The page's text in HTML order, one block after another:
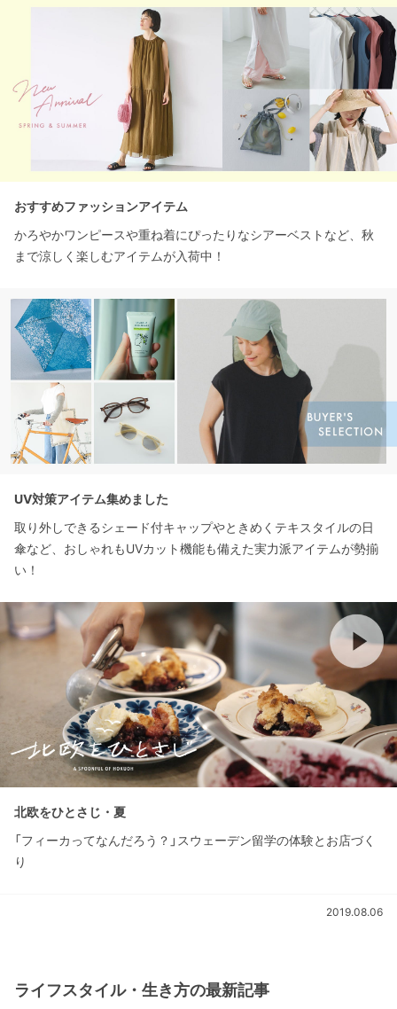
おすすめファッションアイテム
かろやかワンピースや重ね着にぴったりなシアーベストなど、秋
まで涼しく楽しむアイテムが入荷中！
UV対策アイテム集めました
取り外しできるシェード付キャップやときめくテキスタイルの日
傘など、おしゃれもUVカット機能も備えた実力派アイテムが勢揃
い！
北欧をひとさじ・夏
「フィーカってなんだろう？」スウェーデン留学の体験とお店づく
り
2019.08.06
ライフスタイル・生き方の最新記事